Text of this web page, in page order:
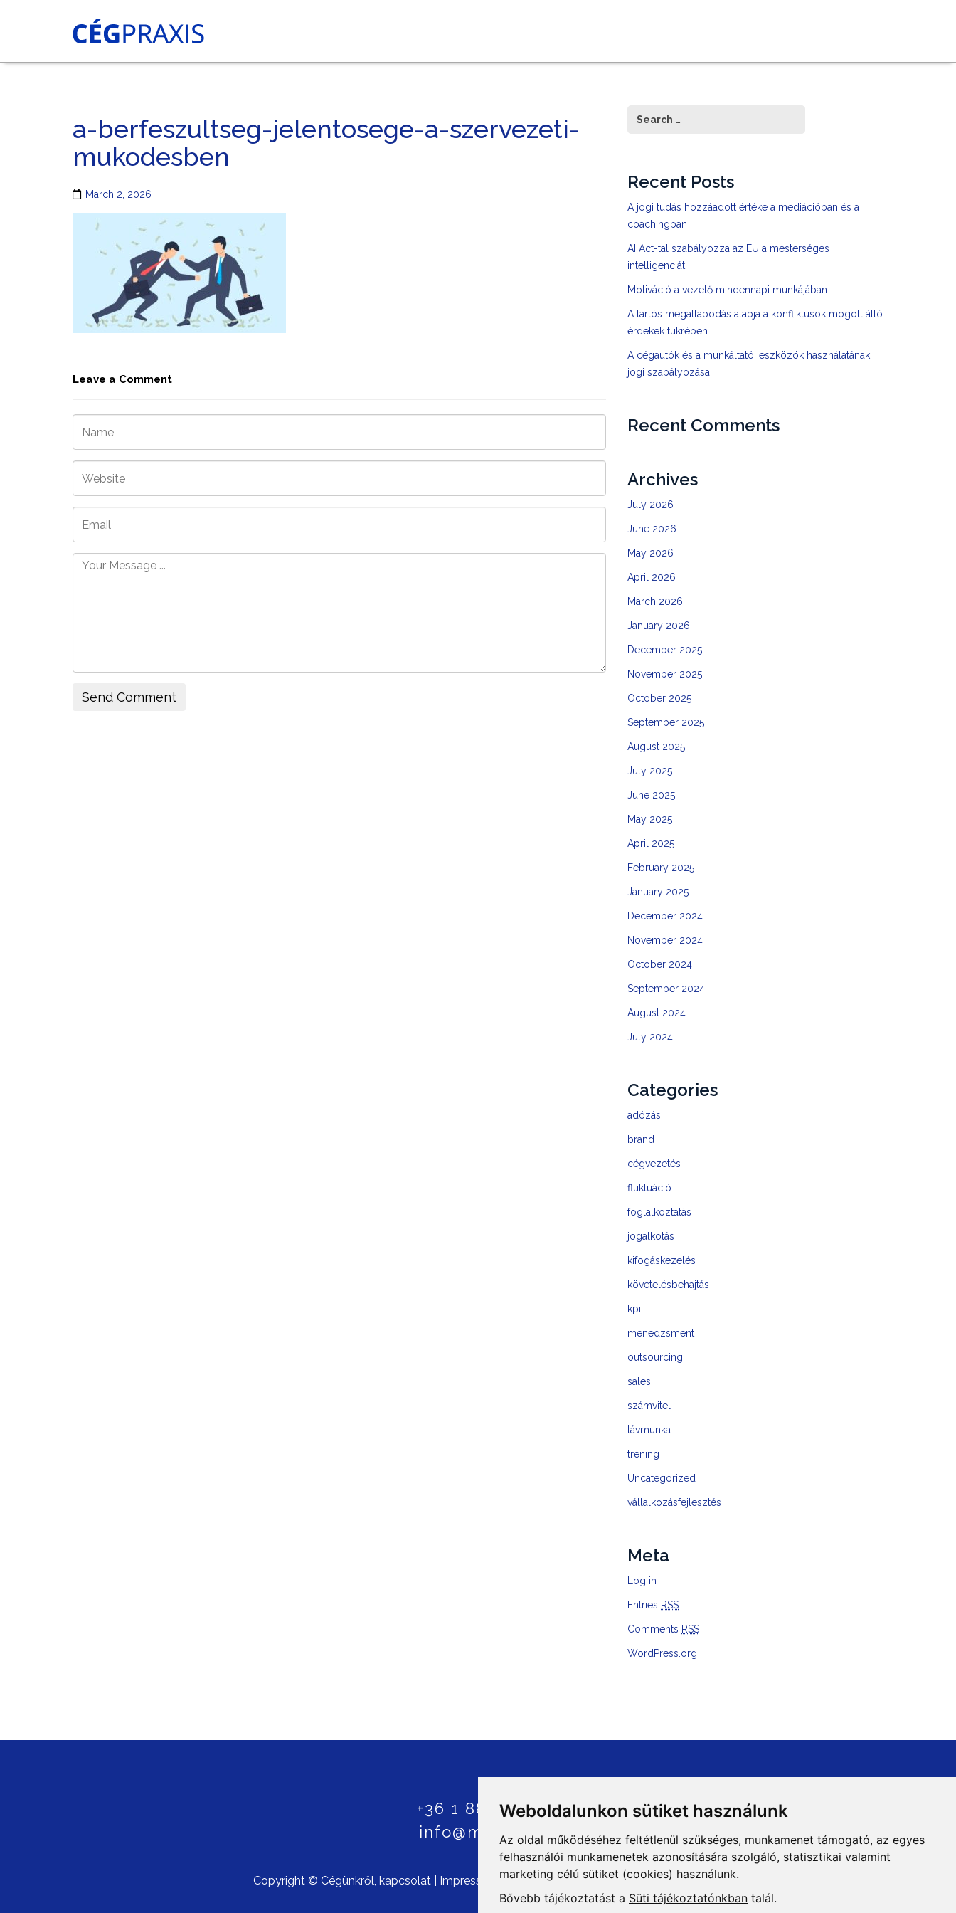
Weboldalunkon sütiket használunk
Az oldal működéséhez feltétlenül szükséges, munkamenet támogató, az egyes
felhasználói munkamenetek azonosítására szolgáló, statisztikai valamint
marketing célú sütiket (cookies) használunk.
Bővebb tájékoztatást a Süti tájékoztatónkban talál.
a-berfeszultseg-jelentosege-a-szervezeti-
mukodesben
March 2, 2026
Leave a Comment
Recent Posts
A jogi tudás hozzáadott értéke a mediációban és a
coachingban
AI Act-tal szabályozza az EU a mesterséges
intelligenciát
Motiváció a vezető mindennapi munkájában
A tartós megállapodás alapja a konfliktusok mögött álló
érdekek tükrében
A cégautók és a munkáltatói eszközök használatának
jogi szabályozása
Recent Comments
Archives
July 2026
June 2026
May 2026
April 2026
March 2026
January 2026
December 2025
November 2025
October 2025
September 2025
August 2025
July 2025
June 2025
May 2025
April 2025
February 2025
January 2025
December 2024
November 2024
October 2024
September 2024
August 2024
July 2024
Categories
adózás
brand
cégvezetés
fluktuáció
foglalkoztatás
jogalkotás
kifogáskezelés
követelésbehajtás
kpi
menedzsment
outsourcing
sales
számvitel
távmunka
tréning
Uncategorized
vállalkozásfejlesztés
Meta
Log in
Entries RSS
Comments RSS
WordPress.org
+36 1 8807600
info@mprx.hu
Copyright © Cégünkről, kapcsolat| Impresszum|ÁSZF|Szerzői jogok |Adatvédelem